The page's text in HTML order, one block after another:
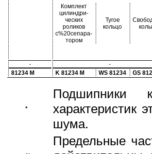
Комплект
цилиндри-
ческих
роликов
с%20сепара-
тором
Тугое
кольцо
-
-
81234 M
K 81234 M WS 81234 GS
*
Подшипники
характеристик
шума.
Предельные